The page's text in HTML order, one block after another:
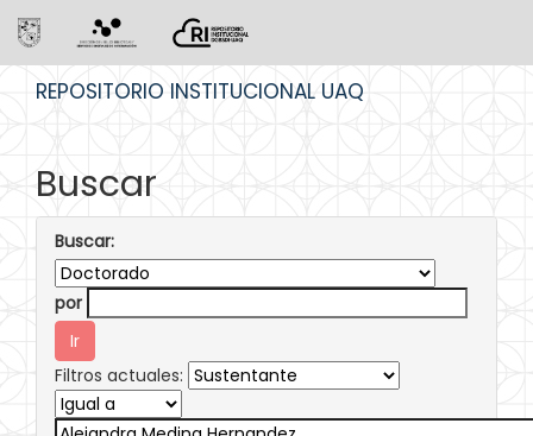
REPOSITORIO INSTITUCIONAL UAQ
Buscar
Buscar:
por
Filtros actuales: